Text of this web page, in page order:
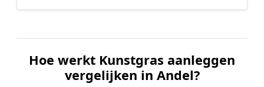
Hoe werkt Kunstgras aanleggen
vergelijken in Andel?